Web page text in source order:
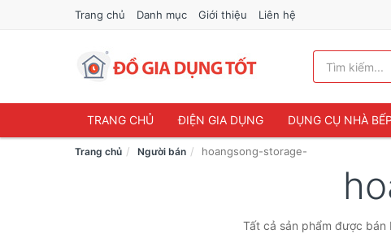
Trang chủ Danh mục Giới thiệu Liên hệ
TRANG CHỦ ĐIỆN GIA DỤNG DỤNG CỤ NHÀ BẾP
Trang chủ Người bán hoangsong-storage-
Tất cả sản phẩm được